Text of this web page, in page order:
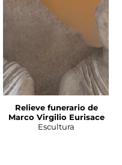
Relieve funerario de
Marco Virgilio Eurisace
Escultura